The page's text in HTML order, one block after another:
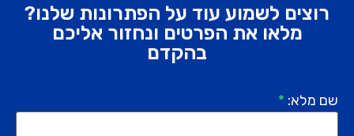
רוצים לשמוע עוד על הפתרונות שלנו?
מלאו את הפרטים ונחזור אליכם
בהקדם
שם מלא: *